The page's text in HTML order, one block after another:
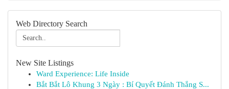
Web Directory Search
New Site Listings
Ward Experience: Life Inside
Bắt Bắt Lô Khung 3 Ngày : Bí Quyết Đánh Thắng S...